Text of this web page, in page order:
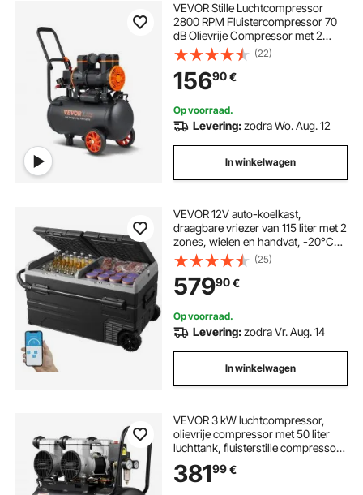
VEVOR Stille Luchtcompressor
2800 RPM Fluistercompressor 70
dB Olievrije Compressor met 2
Wielen 24L Tank 6-8 Bar 1450W
(2HP) 3,5 MPa Autoreparaties
Spuitlakken Houtbewerking
(22)
15690€
Op voorraad.
Levering:zodra Wo. Aug. 12
In winkelwagen
VEVOR 12V auto-koelkast,
draagbare vriezer van 115 liter met 2
zones, wielen en handvat, -20°C
tot 20°C, 12/24V DC / 100-240V AC
compressor koeler voor
buitengebruik, kamperen en reizen
(25)
57990€
Op voorraad.
Levering:zodra Vr. Aug. 14
In winkelwagen
VEVOR 3 kW luchtcompressor,
olievrije compressor met 50 liter
luchttank, fluisterstille compressor
met een capaciteit van 255 l/min bij
6,2 bar en een maximale druk van 8
38199€